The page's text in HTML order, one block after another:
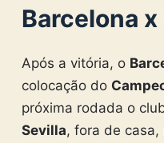
Barcelona
Após a vitória, o
colocação do
próxima rodada o
Sevilla, fora de